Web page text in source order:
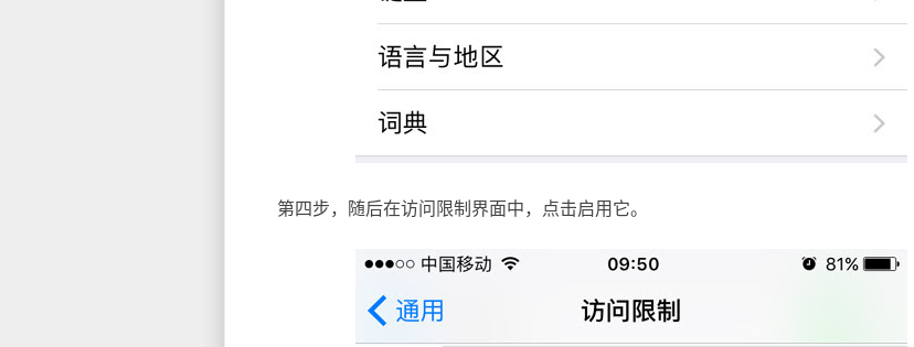
第四步，随后在访问限制界面中，点击启用它。